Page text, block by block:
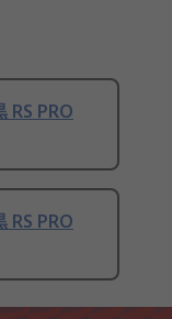
RS PRO
RS PRO